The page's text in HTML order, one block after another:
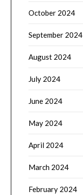
October 2024
September 2024
August 2024
July 2024
June 2024
May 2024
April 2024
March 2024
February 2024